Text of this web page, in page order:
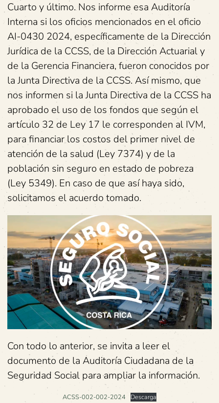
Cuarto y último. Nos informe esa Auditoría
Interna si los oficios mencionados en el oficio
AI-0430 2024, específicamente de la Dirección
Jurídica de la CCSS, de la Dirección Actuarial y
de la Gerencia Financiera, fueron conocidos por
la Junta Directiva de la CCSS. Así mismo, que
nos informen si la Junta Directiva de la CCSS ha
aprobado el uso de los fondos que según el
artículo 32 de Ley 17 le corresponden al IVM,
para financiar los costos del primer nivel de
atención de la salud (Ley 7374) y de la
población sin seguro en estado de pobreza
(Ley 5349). En caso de que así haya sido,
solicitamos el acuerdo tomado.
Con todo lo anterior, se invita a leer el
documento de la Auditoría Ciudadana de la
Seguridad Social para ampliar la información.
ACSS-002-002-2024 Descarga